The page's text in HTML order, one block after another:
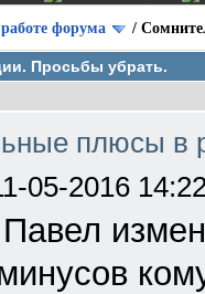
форума /
Просьбы убрать.
плюсы в
05-2016